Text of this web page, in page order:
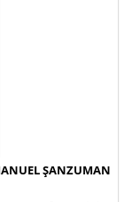
ŞANZUMAN